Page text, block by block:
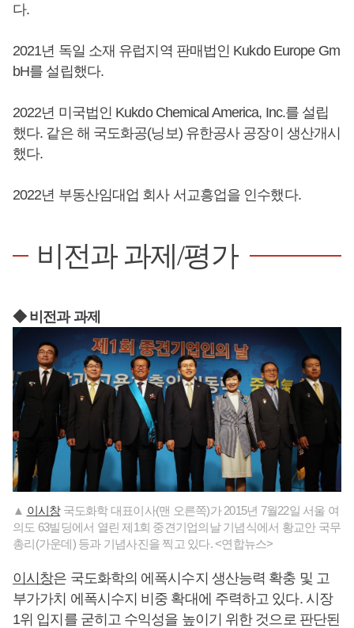
다.
2021년 독일 소재 유럽지역 판매법인 Kukdo Europe Gm
bH를 설립했다.
2022년 미국법인 Kukdo Chemical America, Inc.를 설립
했다. 같은 해 국도화공(닝보) 유한공사 공장이 생산개시
했다.
2022년 부동산임대업 회사 서교흥업을 인수했다.
비전과 과제/평가
◆ 비전과 과제
▲ 이시창국도화학 대표이사(맨 오른쪽)가 2015년 7월22일 서울 여
의도 63빌딩에서 열린 제1회 중견기업의날 기념식에서 황교안 국무
총리(가운데) 등과 기념사진을 찍고 있다. <연합뉴스>
이시창은 국도화학의 에폭시수지 생산능력 확충 및 고
부가가치 에폭시수지 비중 확대에 주력하고 있다. 시장
1위 입지를 굳히고 수익성을 높이기 위한 것으로 판단된